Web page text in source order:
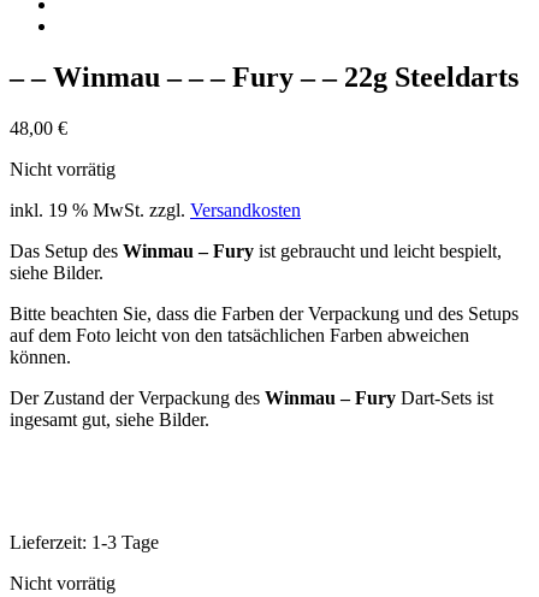
– – Winmau – – – Fury – – 22g Steeldarts
48,00 €
Nicht vorrätig
inkl. 19 % MwSt. zzgl. Versandkosten
Das Setup des Winmau – Fury ist gebraucht und leicht bespielt,
siehe Bilder.
Bitte beachten Sie, dass die Farben der Verpackung und des Setups
auf dem Foto leicht von den tatsächlichen Farben abweichen
können.
Der Zustand der Verpackung des Winmau – Fury Dart-Sets ist
ingesamt gut, siehe Bilder.
Lieferzeit: 1-3 Tage
Nicht vorrätig